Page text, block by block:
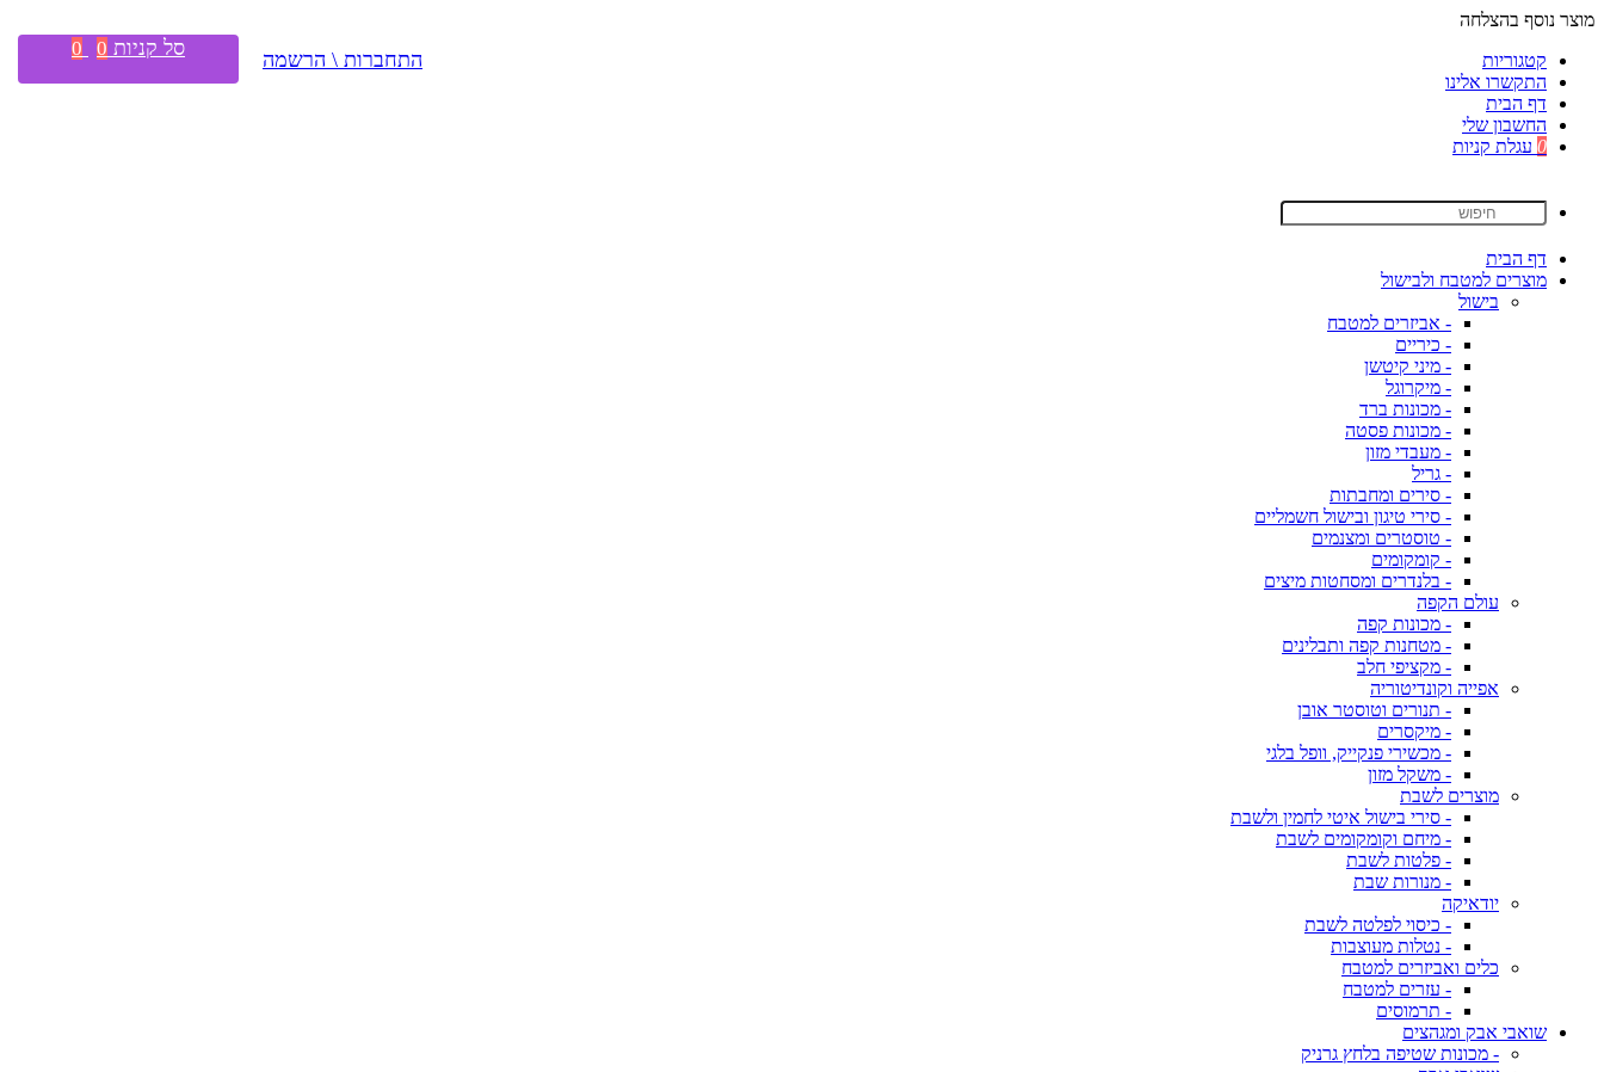
מוצר נוסף בהצלחה
קטגוריות
התקשרו אלינו
דף הבית
החשבון שלי
0 עגלת קניות
דף הבית
מוצרים למטבח ולבישול
בישול
- אביזרים למטבח
- כיריים
- מיני קיטשן
- מיקרוגל
- מכונות ברד
- מכונות פסטה
- מעבדי מזון
- גריל
- סירים ומחבתות
- סירי טיגון ובישול חשמליים
- טוסטרים ומצנמים
- קומקומים
- בלנדרים ומסחטות מיצים
עולם הקפה
- מכונות קפה
- מטחנות קפה ותבלינים
- מקציפי חלב
אפייה וקונדיטוריה
- תנורים וטוסטר אובן
- מיקסרים
- מכשירי פנקייק, וופל בלגי
- משקל מזון
מוצרים לשבת
- סירי בישול איטי לחמין ולשבת
- מיחם וקומקומים לשבת
- פלטות לשבת
- מנורות שבת
יודאיקה
- כיסוי לפלטה לשבת
- נטלות מעוצבות
כלים ואביזרים למטבח
- עזרים למטבח
- תרמוסים
שואבי אבק ומגהצים
- מכונות שטיפה בלחץ גרניק
התחברות \ הרשמה סל קניות 0
0